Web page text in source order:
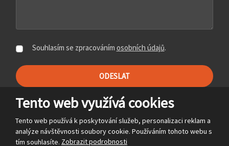
Souhlasím se zpracováním osobních údajů.
ODESLAT
se
nepodařilo
odeslat.
Mapa stránek|Podmínky použití|Kontakt
Tento web využívá cookies
Tento web používá k poskytování služeb, personalizaci reklam a
analýze návštěvnosti soubory cookie. Používáním tohoto webu s
tím souhlasíte. Zobrazit podrobnosti